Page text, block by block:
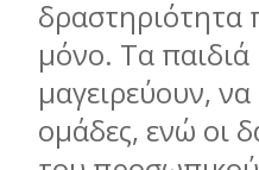
δραστηριότητα
µόνο. Τα
µαγειρεύουν,
οµάδες, ενώ οι